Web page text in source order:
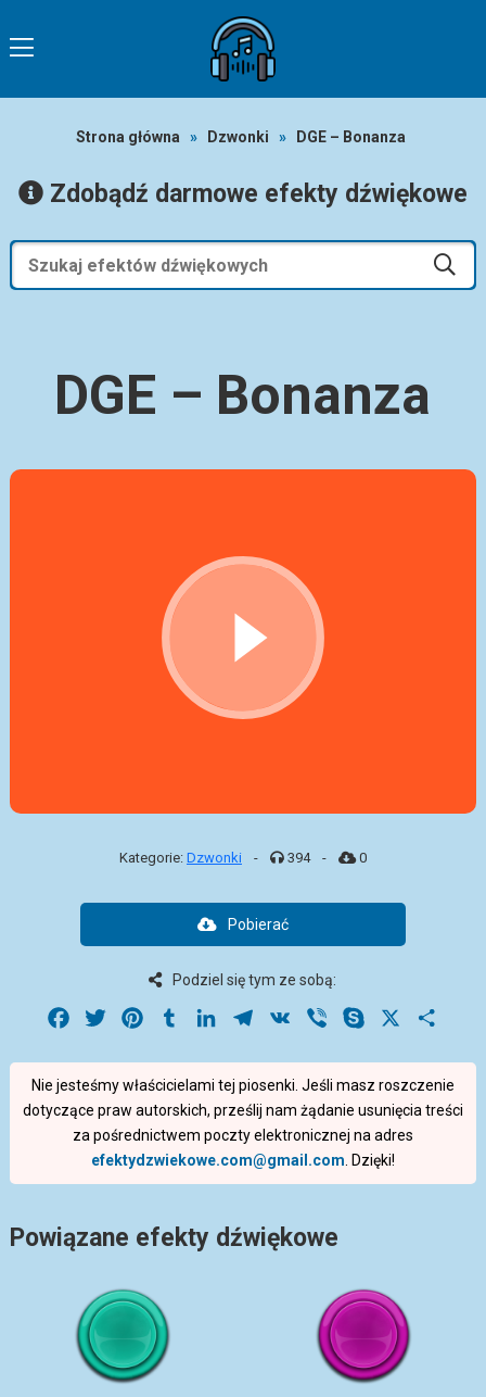
Strona główna » Dzwonki » DGE – Bonanza
Zdobądź darmowe efekty dźwiękowe
DGE – Bonanza
Kategorie: Dzwonki - 394 - 0
Pobierać
Podziel się tym ze sobą:
Facebook
Twitter PinterestTumblrLinkedInTelegram
VK Viber Skype
Nie jesteśmy właścicielami tej piosenki. Jeśli masz roszczenie
dotyczące praw autorskich, prześlij nam żądanie usunięcia treści
za pośrednictwem poczty elektronicznej na adres
efektydzwiekowe.com@gmail.com . Dzięki!
Powiązane efekty dźwiękowe